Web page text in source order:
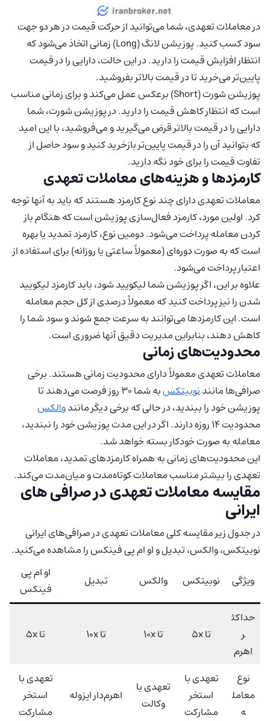
در معاملات تعهدی، شما می‌توانید از حرکت قیمت در هر دو جهت
سود کسب کنید. پوزیشن لانگ (Long) زمانی اتخاذ می‌شود که
انتظار افزایش قیمت را دارید. در این حالت، دارایی را در قیمت
پایین‌تر می‌خرید تا در قیمت بالاتر بفروشید.
پوزیشن شورت (Short) برعکس عمل می‌کند و برای زمانی مناسب
است که انتظار کاهش قیمت را دارید. در پوزیشن شورت، شما
دارایی را در قیمت بالاتر قرض می‌گیرید و می‌فروشید، با این امید
که بتوانید آن را در قیمت پایین‌تر بازخرید کنید و سود حاصل از
تفاوت قیمت را برای خود نگه دارید.
کارمزدها و هزینه‌های معاملات تعهدی
معاملات تعهدی دارای چند نوع کارمزد هستند که باید به آنها توجه
کرد. اولین مورد، کارمزد فعال‌سازی پوزیشن است که هنگام باز
کردن معامله پرداخت می‌شود. دومین نوع، کارمزد تمدید یا بهره
است که به صورت دوره‌ای (معمولاً ساعتی یا روزانه) برای استفاده از
اعتبار پرداخت می‌شود.
علاوه بر این، اگر پوزیشن شما لیکویید شود، باید کارمزد لیکویید
شدن را نیز پرداخت کنید که معمولاً درصدی از کل حجم معامله
است. این کارمزدها می‌توانند به سرعت جمع شوند و سود شما را
کاهش دهند، بنابراین مدیریت دقیق آنها ضروری است.
محدودیت‌های زمانی
معاملات تعهدی معمولاً دارای محدودیت زمانی هستند. برخی
صرافی‌ها مانندنوبیتکس
به شما 30 روز فرصت می‌دهند تا
پوزیشن خود را ببندید، در حالی که برخی دیگر مانندوالکس
محدودیت 14 روزه دارند. اگر در این مدت پوزیشن خود را نبندید،
معامله به صورت خودکار بسته خواهد شد.
این محدودیت‌های زمانی به همراه کارمزدهای تمدید، معاملات
تعهدی را بیشتر مناسب معاملات کوتاه‌مدت و میان‌مدت می‌کند.
مقایسه معاملات تعهدی در صرافی های
ایرانی
در جدول زیر مقایسه کلی معاملات تعهدی در صرافی‌های ایرانی
نوبیتکس، والکس، تبدیل و او ام پی فینکس را مشاهده می‌کنید.
ویژگی
نوبیتکس والکس تبدیل
او ام پی
فینکس
حداکث
ر
اهرم
تا 5x تا 10x تا 10x تا 5x
نوع
معامل
ه
تعهدی با
استخر
مشارکت
تعهدی با
وکالت
اهرم‌دار ایزوله
تعهدی با
استخر
مشارکت